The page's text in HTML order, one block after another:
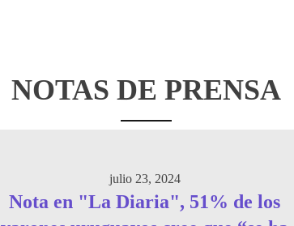
NOTAS DE PRENSA
julio 23, 2024
Nota en "La Diaria", 51% de los